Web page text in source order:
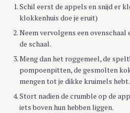
Schil eerst de appels en snijd er
klokkenhuis doe je eruit)
Neem vervolgens een
de schaal.
Meng dan het roggemeel, de
pompoenpitten, de gesmolten
mengen tot je dikke kruimels hebt.
Stort nadien de crumble op de
iets boven hun hebben liggen.